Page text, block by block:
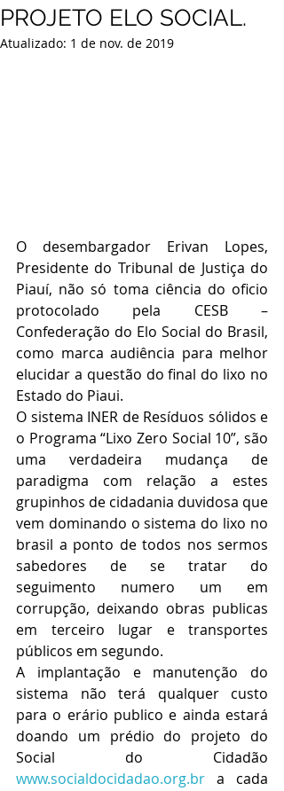
PROJETO ELO SOCIAL.
Atualizado: 1 de nov. de 2019
O desembargador Erivan Lopes,
Presidente do Tribunal de Justiça do
Piauí, não só toma ciência do oficio
protocolado pela CESB –
Confederação do Elo Social do Brasil,
como marca audiência para melhor
elucidar a questão do final do lixo no
Estado do Piaui.
O sistema INER de Resíduos sólidos e
o Programa “Lixo Zero Social 10”, são
uma verdadeira mudança de
paradigma com relação a estes
grupinhos de cidadania duvidosa que
vem dominando o sistema do lixo no
brasil a ponto de todos nos sermos
sabedores de se tratar do
seguimento numero um em
corrupção, deixando obras publicas
em terceiro lugar e transportes
públicos em segundo.
A implantação e manutenção do
sistema não terá qualquer custo
para o erário publico e ainda estará
doando um prédio do projeto do
www.socialdocidadao.org.br a cada